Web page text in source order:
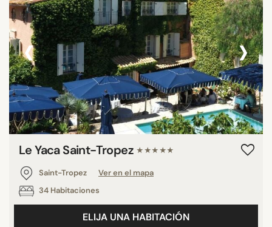
‹ ›
Le Yaca Saint-Tropez ★★★★★
Saint-Tropez
Ver en el mapa
34 Habitaciones
ELIJA UNA HABITACIÓN